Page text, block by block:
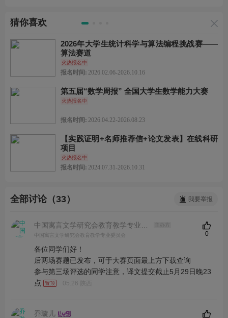
猜你喜欢
2026年大学生统计科学与算法编程挑战赛——
算法赛道
火热报名中
报名时间: 2026.02.06-2026.10.16
第五届“数学周报” 全国大学生数学能力大赛
火热报名中
报名时间: 2026.04.22-2026.08.23
【实践证明+名师推荐信+论文发表】在线科研
项目
火热报名中
报名时间: 2024.07.31-2026.10.31
全部讨论（33） 我要举报
中国寓言文学研究会教育教学专业委员会主办方
中国寓言文学研究会教育教学专业委员会
各位同学们好！
后两场赛题已发布，可于大赛页面最上方下载查询
参与第三场评选的同学注意，译文提交截止5月29日晚23
点
05.26 陕西
0
乔璇儿